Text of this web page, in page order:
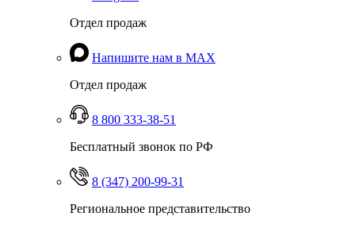
Отдел продаж
Напишите нам в MAX
Отдел продаж
8 800 333-38-51
Бесплатный звонок по РФ
8 (347) 200-99-31
Региональное представительство